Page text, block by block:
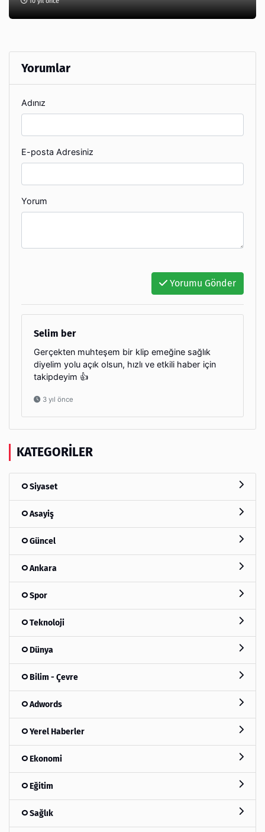
Yorumlar
Adınız
E-posta Adresiniz
Yorum
Yorumu Gönder
Selim ber
Gerçekten muhteşem bir klip emeğine sağlık
diyelim yolu açık olsun, hızlı ve etkili haber için
takipdeyim 👍
3 yıl önce
KATEGORILER
Siyaset
Asayiş
Güncel
Ankara
Spor
Teknoloji
Dünya
Bilim - Çevre
Adwords
Yerel Haberler
Ekonomi
Eğitim
Sağlık